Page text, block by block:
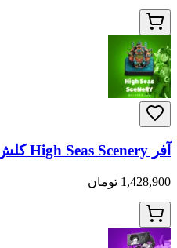
آفر High Seas Scenery کلش اف کلنز (Clash of Clans)
1,428,900 تومان